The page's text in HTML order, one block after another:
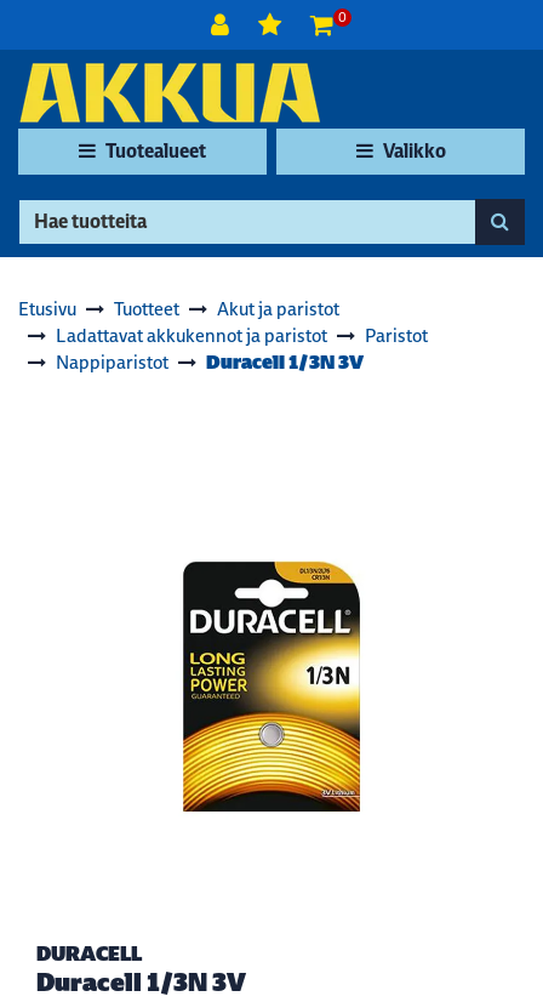
0
Tuotealueet Valikko
Etusivu Tuotteet
Akut ja paristot
Ladattavat akkukennot ja paristot
Paristot
Nappiparistot
Duracell 1/3N 3V
DURACELL
Duracell 1/3N 3V